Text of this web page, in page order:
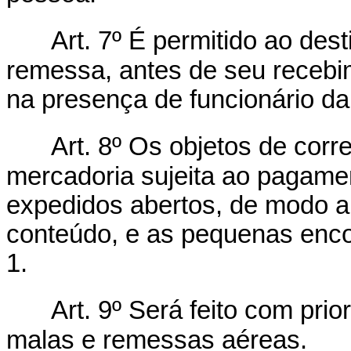
Art. 7º É permitido ao
remessa, antes de seu
na presença de funcionário
Art. 8º Os objetos de
mercadoria sujeita ao
expedidos abertos, de modo
conteúdo, e as pequenas
1.
Art. 9º Será feito com
malas e remessas aéreas.